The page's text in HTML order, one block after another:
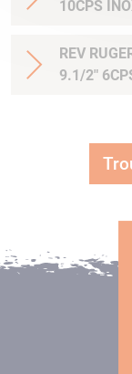
10CPS
REV
9.1/2"